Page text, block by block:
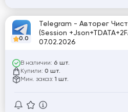
0.0
Telegram - Авторег
(Session
07.02.2026
В наличии: 6 шт.
Купили: 0 шт.
Мин. заказ: 1 шт.